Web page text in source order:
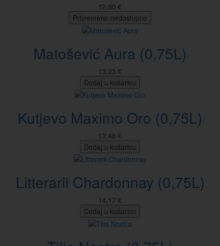
12,80 €
Privremeno nedostupno
Matošević Aura (0,75L)
13,23 €
Dodaj u košaricu
Kutjevo Maximo Oro (0,75L)
13,48 €
Dodaj u košaricu
Litterarii Chardonnay (0,75L)
14,17 €
Dodaj u košaricu